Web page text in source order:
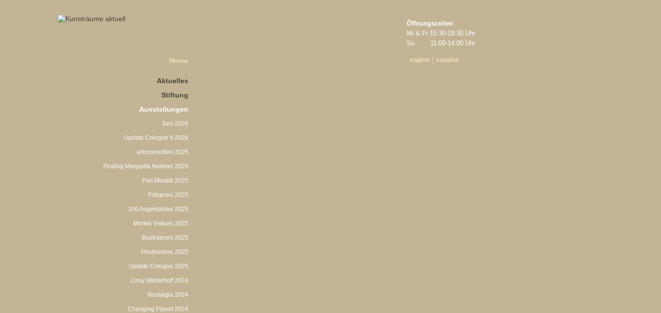
Öffnungszeiten
Mi & Fr 15:30‑18:30 Uhr
So 11:00‑14:00 Uhr
Home english español
Aktuelles
Stiftung
Ausstellungen
Juni 2026
Update Cologne 9 2026
artconnection 2025
Finding Margarita Neiteler 2025
Pari Moradi 2025
Fotopreis 2025
100 Augenblicke 2025
Morten Viskum 2025
Illustratoren 2025
Photoszene 2025
Update Cologne 2025
Lissy Winterhoff 2024
Nostalgia 2024
Changing Planet 2024